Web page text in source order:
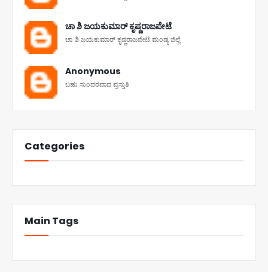
ಚಾ ಶಿ ಜಯಕುಮಾರ್ ಕೃಷ್ಣರಾಜಪೇಟೆ
ಚಾ ಶಿ ಜಯಕುಮಾರ್ ಕೃಷ್ಣರಾಜಪೇಟೆ ಮಂಡ್ಯ ಜಿಲ್ಲೆ
Anonymous
ಬಹು ಸುಂದರವಾದ ಪ್ರಸ್ತುತಿ
Categories
Main Tags